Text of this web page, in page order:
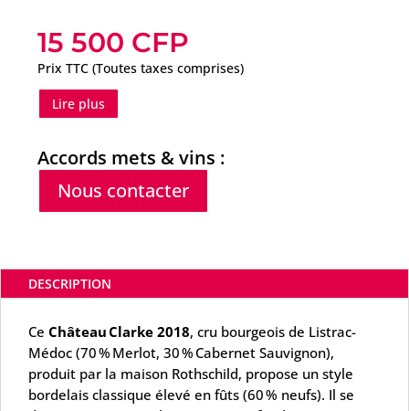
15 500 CFP
Prix TTC (Toutes taxes comprises)
Lire plus
Accords mets & vins :
Nous contacter
DESCRIPTION
Ce Château Clarke 2018, cru bourgeois de Listrac-
Médoc (70 % Merlot, 30 % Cabernet Sauvignon),
produit par la maison Rothschild, propose un style
bordelais classique élevé en fûts (60 % neufs). Il se